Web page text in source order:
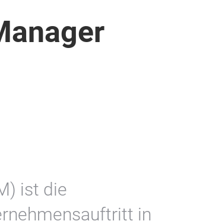
ist die
in